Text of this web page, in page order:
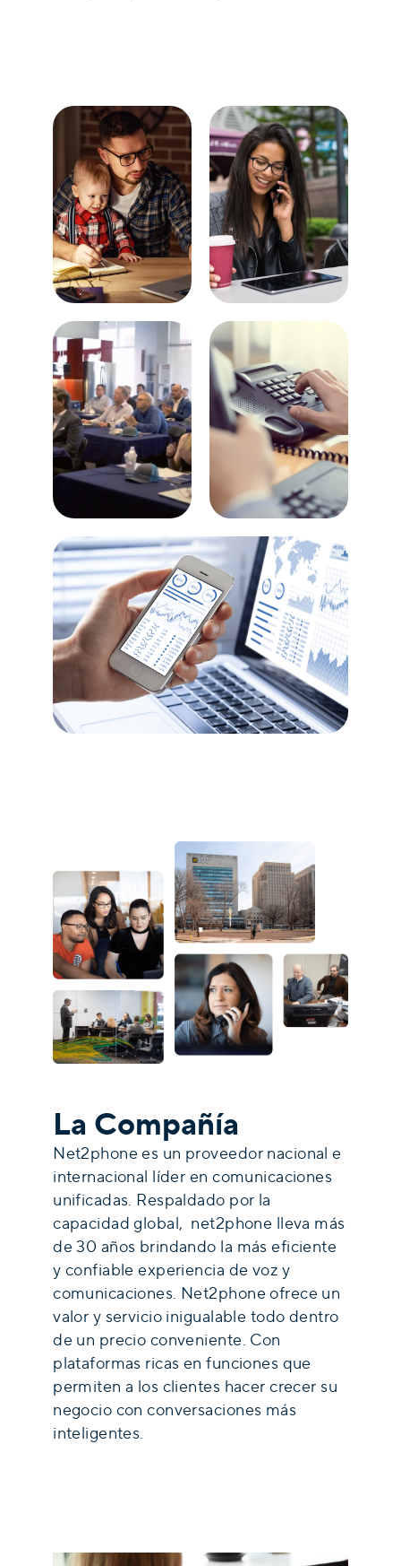
La Compañía
Net2phone es un proveedor nacional e
internacional líder en comunicaciones
unificadas. Respaldado por la
capacidad global, net2phone lleva más
de 30 años brindando la más eficiente
y confiable experiencia de voz y
comunicaciones. Net2phone ofrece un
valor y servicio inigualable todo dentro
de un precio conveniente. Con
plataformas ricas en funciones que
permiten a los clientes hacer crecer su
negocio con conversaciones más
inteligentes.